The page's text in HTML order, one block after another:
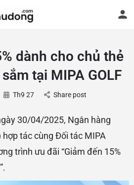
dành cho chủ thẻ
tại MIPA GOLF
Th9 27 Share post
30/04/2025, Ngân hàng
tác cùng Đối tác MIPA
trình ưu đãi “Giảm đến 15%